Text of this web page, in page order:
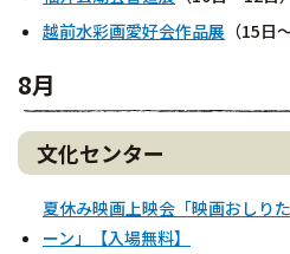
越前水彩画愛好会作品展 （15日
8月
文化センター
夏休み映画上映会「映画おしり
ーン」【入場無料】